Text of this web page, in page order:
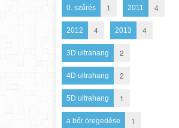
0. szűrés 1 2011 4
2012 4 2013 4
3D ultrahang 2
4D ultrahang 2
5D ultrahang 1
a bőr öregedése 1